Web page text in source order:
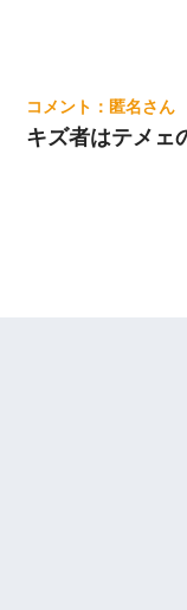
匿名
キズ者はテメェ